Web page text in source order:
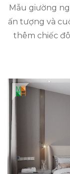
Mẫu giường
ấn tượng và
thêm chiếc